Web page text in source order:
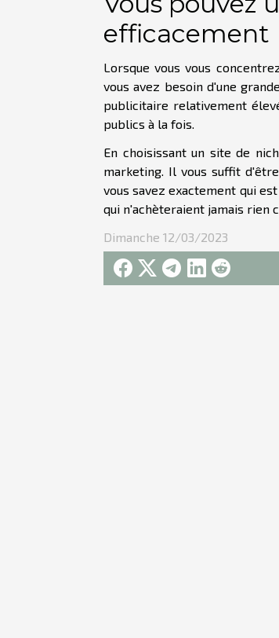
efficacement
Lorsque vous vous
vous avez besoin d'une
publicitaire relativement
publics à la fois.
En choisissant un site de
marketing. Il vous suffit
vous savez exactement qui
qui n'achèteraient jamais rien
Dimanche 12/03/2023